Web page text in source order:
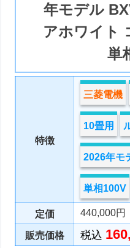
年モデル
アホワイト
単
特徴
三菱電機
10畳用
2026年モ
単相100V
定価 440,000円
販売価格 税込